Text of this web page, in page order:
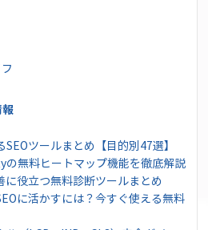
報
ツールまとめ【目的別47選】
無料ヒートマップ機能を徹底解説
に役立つ無料診断ツールまとめ
に活かすには？今すぐ使える無料